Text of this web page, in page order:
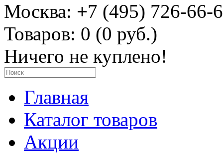
Москва: +7 (495) 726-66-
Товаров: 0 (0 руб.)
Ничего не куплено!
Главная
Каталог товаров
Акции